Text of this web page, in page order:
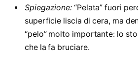
Spiegazione: “Pelata” fuori
superficie liscia di cera, ma
“pelo” molto importante: lo
che la fa bruciare.